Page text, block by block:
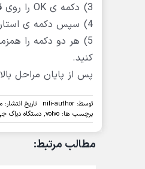
3) دکمه ی OK را روی قسمت سمت چپ فرمان فشرده نگه دارید.
4) سپس دکمه ی استارت را فشرده نگه داشته یا سوئیچ را باز کنید.
کنید.
پس از پایان مراحل
توسط: nili-author تاریخ انتشار: مرداد
برچسب ها: volvo
, دستگاه دیاگ
مطالب مرتبط: